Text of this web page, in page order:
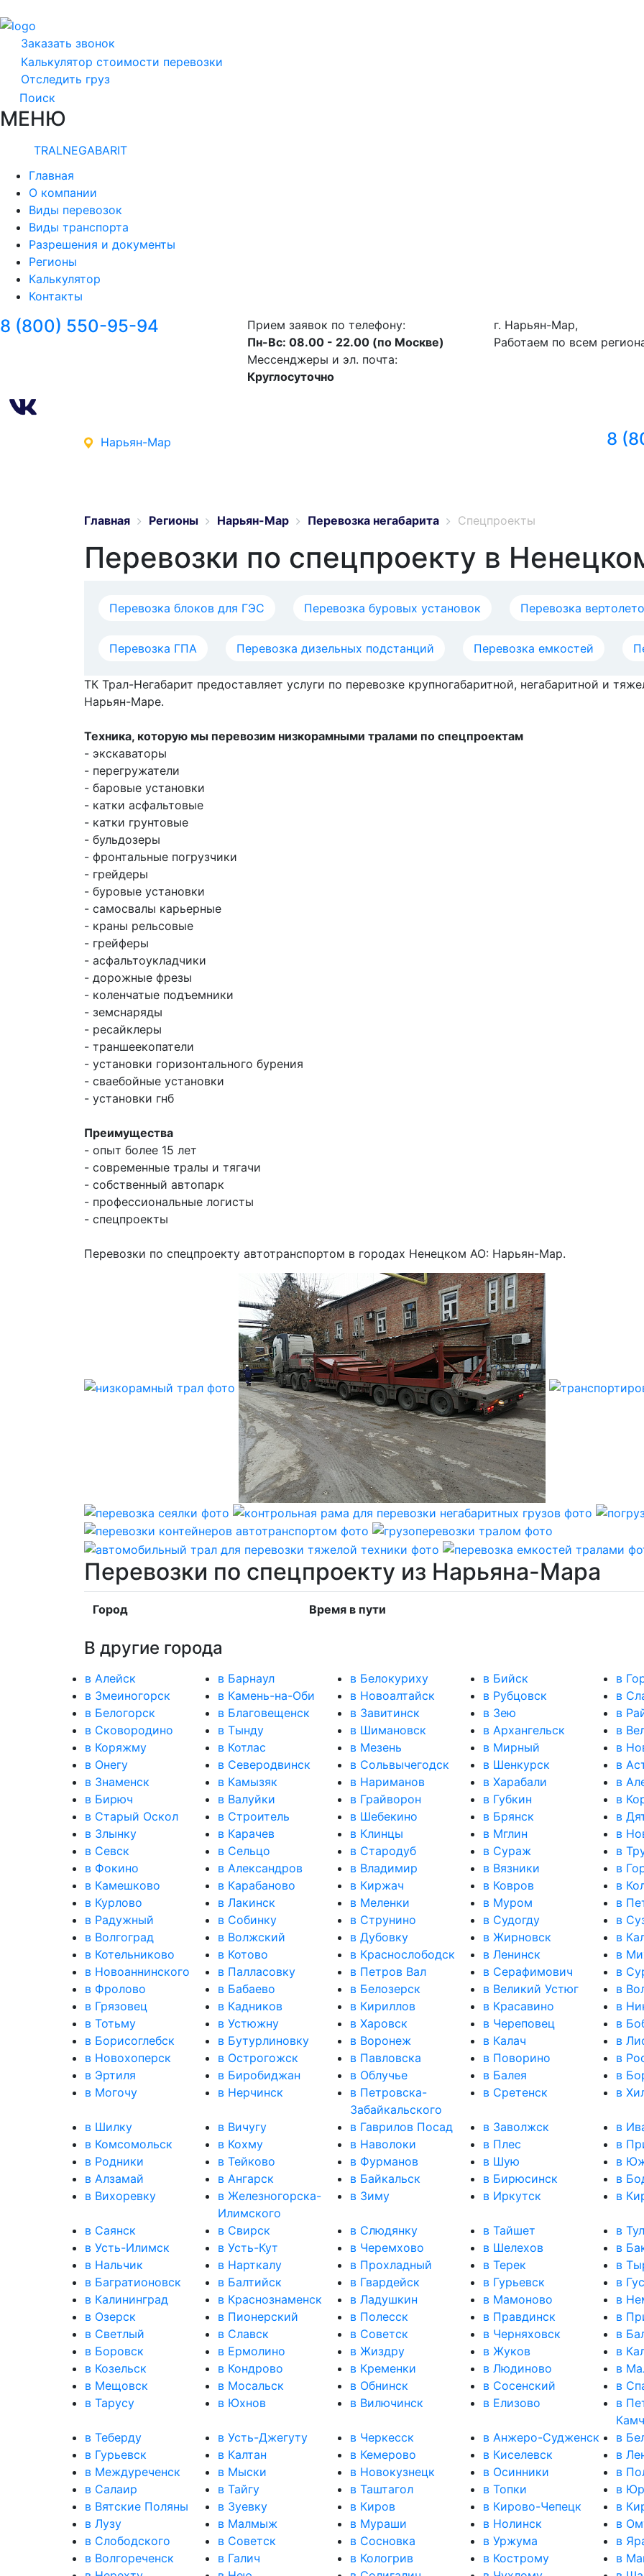
Заказать звонок
Калькулятор стоимости перевозки
Отследить груз
Поиск
МЕНЮ
TRALNEGABARIT
Главная
О компании
Виды перевозок
Виды транспорта
Разрешения и документы
Регионы
Калькулятор
Контакты
8 (800) 550-95-94
Прием заявок по телефону:
Пн-Вс: 08.00 - 22.00 (по Москве)
Мессенджеры и эл. почта:
Круглосуточно
г. Нарьян-Мар,
Работаем по всем
Нарьян-Мар 8
Главная Регионы Нарьян-Мар Перевозка негабарита Спецпроекты
Перевозки по спецпроекту в
Перевозка блоков для ГЭС Перевозка буровых установок Перевозка
Перевозка ГПА Перевозка дизельных подстанций Перевозка емкостей
ТК Трал-Негабарит предоставляет услуги по перевозке крупногабаритной, негабаритной и
Нарьян-Маре.
Техника, которую мы перевозим низкорамными тралами по спецпроектам
- экскаваторы
- перегружатели
- баровые установки
- катки асфальтовые
- катки грунтовые
- бульдозеры
- фронтальные погрузчики
- грейдеры
- буровые установки
- самосвалы карьерные
- краны рельсовые
- грейферы
- асфальтоукладчики
- дорожные фрезы
- коленчатые подъемники
- земснаряды
- ресайклеры
- траншеекопатели
- установки горизонтального бурения
- сваебойные установки
- установки гнб
Преимущества
- опыт более 15 лет
- современные тралы и тягачи
- собственный автопарк
- профессиональные логисты
- спецпроекты
Перевозки по спецпроекту автотранспортом в городах Ненецком АО: Нарьян-Мар.
Перевозки по спецпроекту из Нарьяна-Мара
Город Время в пути
В другие города
в Алейск в Барнаул в Белокуриху в Бийск
в
в Змеиногорск
в Камень-на-Оби в Новоалтайск в Рубцовск
в
в Белогорск
в Благовещенск в Завитинск в Зею
в
в Сковородино
в Тынду в Шимановск в Архангельск
в
в Коряжму
в Котлас в Мезень в Мирный
в
в Онегу
в Северодвинск в Сольвычегодск в Шенкурск
в
в Знаменск
в Камызяк в Нариманов в Харабали
в
в Бирюч
в Валуйки в Грайворон в Губкин
в
в Старый Оскол
в Строитель в Шебекино в Брянск
в
в Злынку
в Карачев в Клинцы в Мглин
в
в Севск
в Сельцо в Стародуб в Сураж
в
в Фокино
в Александров в Владимир в Вязники
в
в Камешково
в Карабаново в Киржач в Ковров
в
в Курлово
в Лакинск в Меленки в Муром
в
в Радужный
в Собинку в Струнино в Судогду
в
в Волгоград
в Волжский в Дубовку в Жирновск
в
в Котельниково
в Котово в Краснослободск в Ленинск
в
в Новоаннинского
в Палласовку в Петров Вал в Серафимович
в
в Фролово
в Бабаево в Белозерск в Великий Устюг
в
в Грязовец
в Кадников в Кириллов в Красавино
в
в Тотьму
в Устюжну в Харовск в Череповец
в
в Борисоглебск
в Бутурлиновку в Воронеж в Калач
в
в Новохоперск
в Острогожск в Павловска в Поворино
в
в Эртиля
в Биробиджан в Облучье в Балея
в
в Могочу
в Нерчинск
в Петровска-
Забайкальского
в Сретенск в
в Шилку в Вичугу в Гаврилов Посад в Заволжск
в
в Комсомольск
в Кохму в Наволоки в Плес
в
в Родники
в Тейково в Фурманов в Шую
в
в Алзамай
в Ангарск в Байкальск в Бирюсинск
в
в Вихоревку
в Железногорска-
Илимского
в Зиму в Иркутск в
в Саянск в Свирск в Слюдянку в Тайшет
в
в Усть-Илимск
в Усть-Кут в Черемхово в Шелехов
в
в Нальчик
в Нарткалу в Прохладный в Терек
в
в Багратионовск
в Балтийск в Гвардейск в Гурьевск
в
в Калининград
в Краснознаменск в Ладушкин в Мамоново
в
в Озерск
в Пионерский в Полесск в Правдинск
в
в Светлый
в Славск в Советск в Черняховск
в
в Боровск
в Ермолино в Жиздру в Жуков
в
в Козельск
в Кондрово в Кременки в Людиново
в
в Мещовск
в Мосальск в Обнинск в Сосенский
в
в Тарусу
в Юхнов в Вилючинск в Елизово
в
в Теберду
в Усть-Джегуту в Черкесск в Анжеро-Судженск
в
в Гурьевск
в Калтан в Кемерово в Киселевск
в
в Междуреченск
в Мыски в Новокузнецк в Осинники
в
в Салаир
в Тайгу в Таштагол в Топки
в
в Вятские Поляны
в Зуевку в Киров в Кирово-Чепецк
в
в Лузу
в Малмыж в Мураши в Нолинск
в
в Слободского
в Советск в Сосновка в Уржума
в
в Волгореченск
в Галич в Кологрив в Кострому
в